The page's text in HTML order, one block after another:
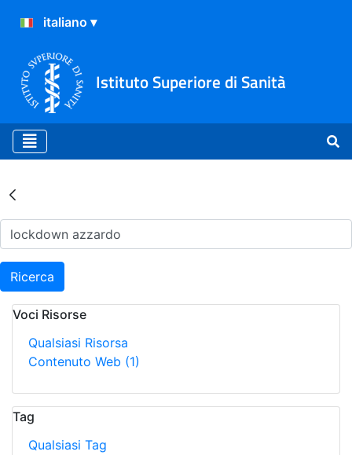
Istituto Superiore di Sanità
Risultati della Ricerca -
Ricerca
Voci Risorse
Qualsiasi Risorsa
Contenuto Web (1)
Tag
Qualsiasi Tag